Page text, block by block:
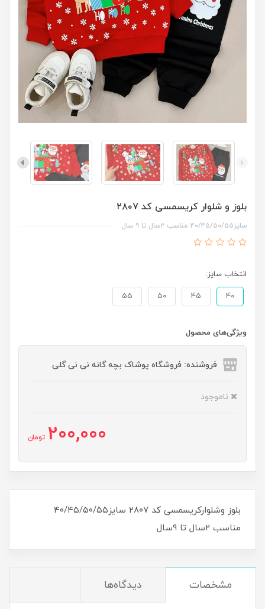
بلوز و شلوار کریسمسی کد ۲۸۰۷
سایز۴۰/۴۵/۵۰/۵۵ مناسب ۲سال تا ۹ سال
انتخاب سایز:
40
45
50
55
ویژگی‌های محصول
فروشنده: فروشگاه پوشاک بچه گانه نی نی گلی
ناموجود
200,000 تومان
بلوز وشلوارکریسمسی کد ۲۸۰۷ سایز۴۰/۴۵/۵۰/۵۵
مناسب ۲سال تا ۹سال
مشخصات دیدگاه‌ها